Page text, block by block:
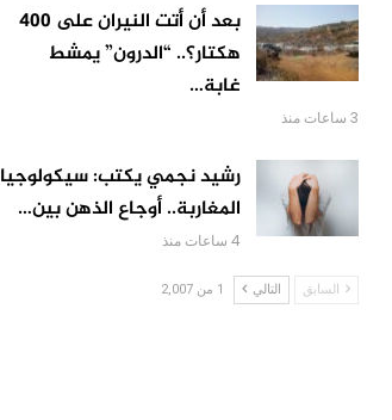
بعد أن أتت النيران على 400
هكتار؟.. “الدرون” يمشط
غابة…
3 ساعات منذ
رشيد نجمي يكتب: سيكولوجيا
المغاربة.. أوجاع الذهن بين…
4 ساعات منذ
السابق التالي 1 من 2,007